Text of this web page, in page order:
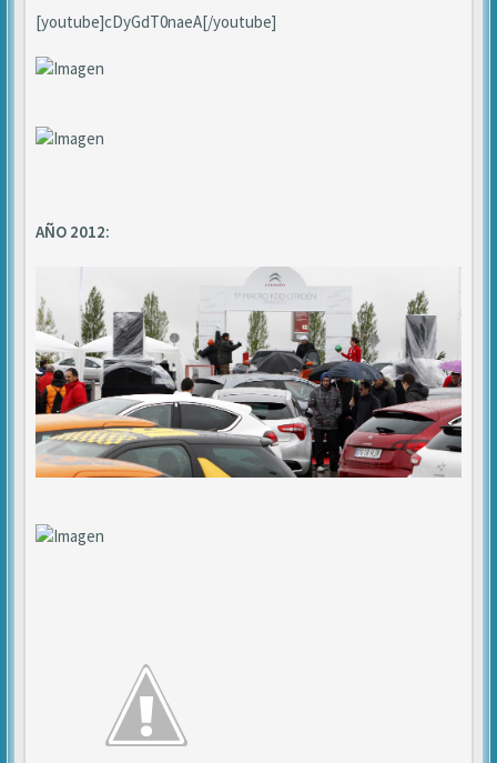
[youtube]cDyGdT0naeA[/youtube]
AÑO 2012: